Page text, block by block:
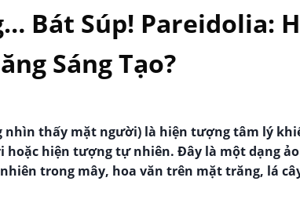
Bát Súp! Pareidolia:
Sáng Tạo?
nhìn thấy mặt người) là hiện tượng tâm lý
hiện tượng tự nhiên. Đây là một dạng ảo
trong mây, hoa văn trên mặt trăng, lá